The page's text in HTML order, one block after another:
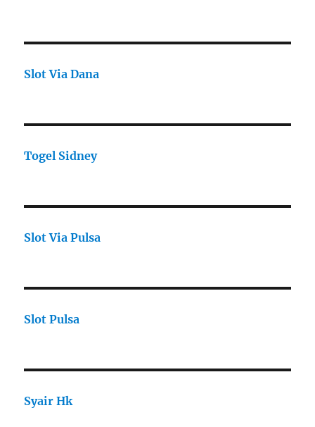
Slot Via Dana
Togel Sidney
Slot Via Pulsa
Slot Pulsa
Syair Hk